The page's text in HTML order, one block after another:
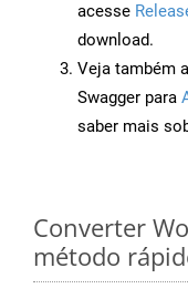
acesse
download.
Veja também
Swagger para
saber mais
Converter
método